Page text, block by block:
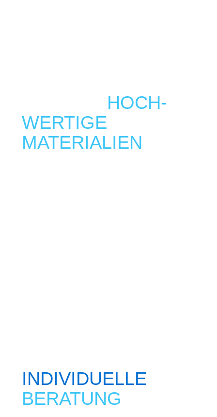
HOCH­
WERTIGE
MATERIALIEN
INDIVIDUELLE
BERATUNG